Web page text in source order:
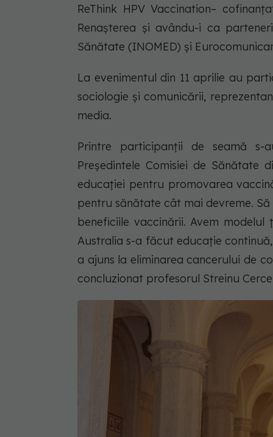
ReThink HPV Vaccination–
Renașterea și avându-i ca
Sănătate (INOMED) și
La evenimentul din 11 aprilie au
sociologie și comunicării,
media.
Printre participanții de seamă s-
Președintele Comisiei de Sănătate
educației pentru promovarea
pentru sănătate cât mai devreme.
beneficiile vaccinării. Avem
Australia s-a făcut educație
a ajuns la eliminarea cancerului de
concluzionat profesorul Streinu